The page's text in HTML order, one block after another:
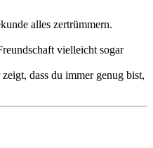
alles zertrümmern.
vielleicht sogar
dass du immer genug bist,